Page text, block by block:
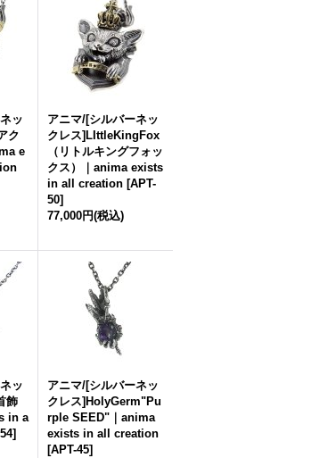
ッ
ク
e
アニマ/[シルバーネッ
クレス]LIttleKingFox
（リトルキングフォッ
クス）｜anima exists
in all creation [APT-
50]
77,000円(税込)
ッ
飾
in a
]
アニマ/[シルバーネッ
クレス]HolyGerm"Pu
rple SEED"｜anima
exists in all creation
[APT-45]